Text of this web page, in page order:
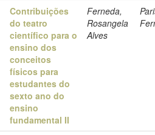
Contribuições
do teatro
científico para o
ensino dos
conceitos
físicos para
estudantes do
sexto ano do
ensino
fundamental II
Ferneda,
Rosangela
Alves